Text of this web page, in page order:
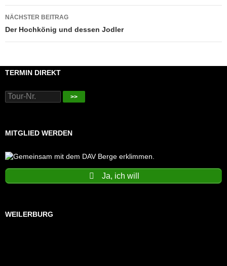
NÄCHSTER BEITRAG
Der Hochkönig und dessen Jodler
TERMIN DIREKT
>>
MITGLIED WERDEN
Ja, ich will
WEILERBURG